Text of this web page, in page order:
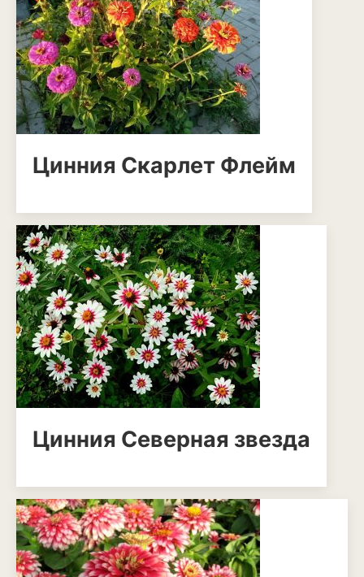
Сосна
Спирея
Туя
Тысячелистник
Чубушник (жасмин)
Баклажан
Брокколи
Брюссельская капуста
Кабачки
Капуста
Капуста кольраби
Картофель
Лук
Морковь
Огурцы
Цинния Скарлет Флейм
Цинния Северная звезда